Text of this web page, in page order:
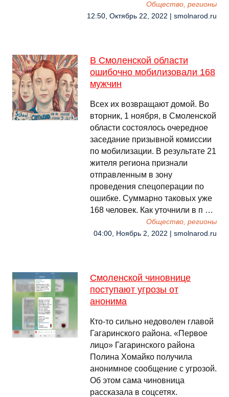
Общество, регионы
12:50, Октябрь 22, 2022 | smolnarod.ru
В Смоленской области
ошибочно мобилизовали 168
мужчин
Всех их возвращают домой. Во
вторник, 1 ноября, в Смоленской
области состоялось очередное
заседание призывной комиссии
по мобилизации. В результате 21
жителя региона признали
отправленным в зону
проведения спецоперации по
ошибке. Суммарно таковых уже
168 человек. Как уточнили в п …
Общество, регионы
04:00, Ноябрь 2, 2022 | smolnarod.ru
Смоленской чиновнице
поступают угрозы от
анонима
Кто-то сильно недоволен главой
Гагаринского района. «Первое
лицо» Гагаринского района
Полина Хомайко получила
анонимное сообщение с угрозой.
Об этом сама чиновница
рассказала в соцсетях.